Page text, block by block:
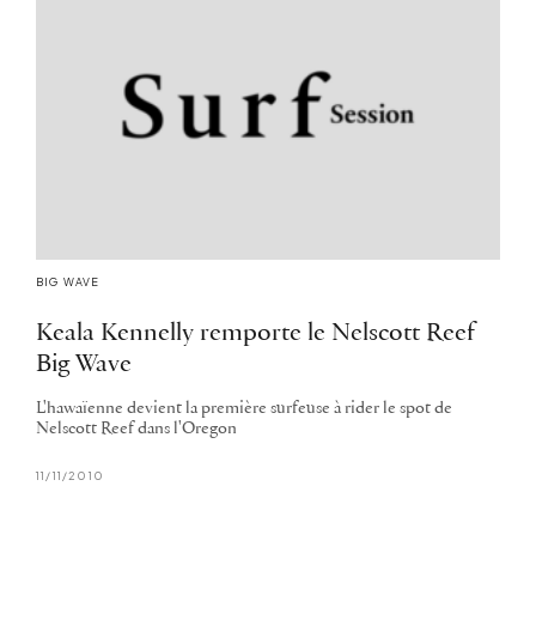
BIG WAVE
Keala Kennelly remporte le Nelscott Reef
Big Wave
L'hawaïenne devient la première surfeuse à rider le spot de
Nelscott Reef dans l'Oregon
11/11/2010